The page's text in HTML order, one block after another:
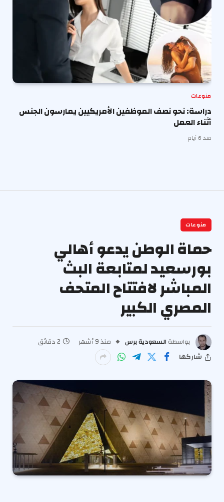
منوعات
دراسة: نحو نصف الموظفين الأمريكيين يمارسون الجنس
أثناء العمل
منذ 6 أيام
منوعات
حماة الوطن يدعو أهالي
بورسعيد لمتابعة البث
المباشر لافتتاح المتحف
المصري الكبير
بواسطة السعودية برس منذ 9 أشهر
2 دقائق
شاركها